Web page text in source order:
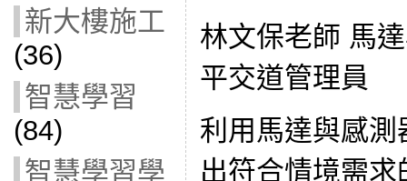
新大樓施工
(36)
智慧學習
(84)
智慧學習學
林文保老師 馬
平交道管理員
利用馬達與感
出符合情境需求